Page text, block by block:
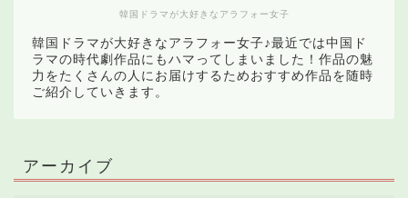
韓国ドラマが大好きなアラフォー女子
韓国ドラマが大好きなアラフォー女子♪最近では中国ド
ラマの時代劇作品にもハマってしまいました！作品の魅
力をたくさんの人にお届けするためおすすめ作品を随時
ご紹介していきます。
アーカイブ